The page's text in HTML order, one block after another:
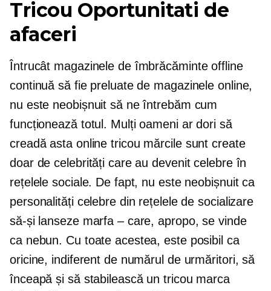
Tricou Oportunitati de
afaceri
Întrucât magazinele de îmbrăcăminte offline
continuă să fie preluate de magazinele online,
nu este neobișnuit să ne întrebăm cum
funcționează totul. Mulți oameni ar dori să
creadă asta onlinetricou mărcile sunt create
doar de celebrități care au devenit celebre în
rețelele sociale. De fapt, nu este neobișnuit ca
personalități celebre din rețelele de socializare
să-și lanseze marfa – care, apropo, se vinde
ca nebun. Cu toate acestea, este posibil ca
oricine, indiferent de numărul de urmăritori, să
înceapă și să stabilească untricou marca